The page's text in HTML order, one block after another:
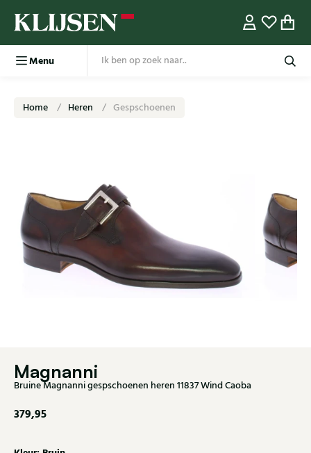
Menu
Home Heren Gespschoenen
Magnanni
Bruine Magnanni gespschoenen heren 11837 Wind Caoba
379,95